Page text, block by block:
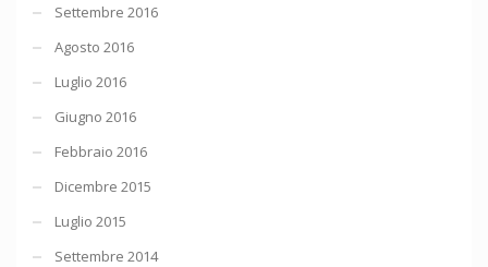
Settembre 2016
Agosto 2016
Luglio 2016
Giugno 2016
Febbraio 2016
Dicembre 2015
Luglio 2015
Settembre 2014